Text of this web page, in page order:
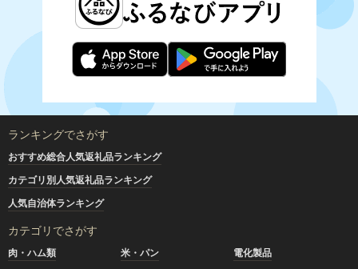
ランキングでさがす
おすすめ総合人気返礼品ランキング
カテゴリ別人気返礼品ランキング
人気自治体ランキング
カテゴリでさがす
肉・ハム類 米・パン
電化製品